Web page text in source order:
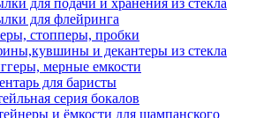
для подачи и хранения из стекла
для флейринга
стопперы, пробки
и декантеры из стекла
мерные емкости
для баристы
серия бокалов
и ёмкости для шампанского